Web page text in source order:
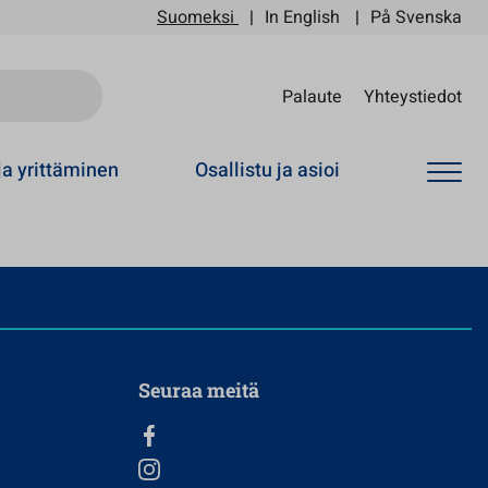
Suomeksi In English På Svenska
Palaute Yhteystiedot
yrittäminen Osallistu ja asioi
Seuraa meitä